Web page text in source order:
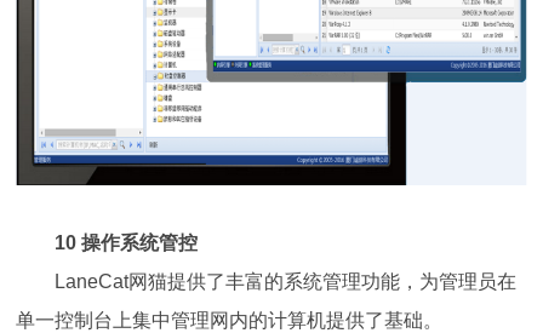
10 操作系统管控
LaneCat网猫提供了丰富的系统管理功能，为管理员在
单一控制台上集中管理网内的计算机提供了基础。